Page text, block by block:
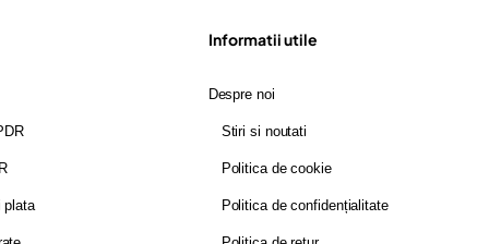
plata
Informatii utile
Despre noi
Stiri si noutati
Politica de cookie
Politica de confidențialitate